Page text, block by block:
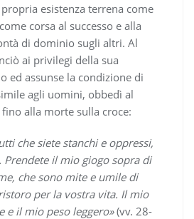
esistenza terrena come
corsa al successo e alla
di dominio sugli altri. Al
ai privilegi della sua
ed assunse la condizione di
agli uomini, obbedì al
alla morte sulla croce:
che siete stanchi e oppressi,
il mio giogo sopra di
che sono mite e umile di
per la vostra vita. Il mio
e il mio peso leggero»(vv. 28-